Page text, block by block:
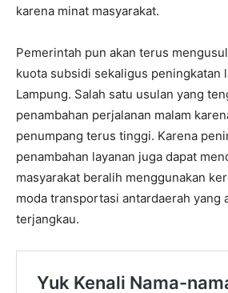
karena minat masyarakat.
Pemerintah pun akan terus
kuota subsidi sekaligus peningkatan
Lampung. Salah satu usulan yang
penambahan perjalanan malam
penumpang terus tinggi. Karena
penambahan layanan juga dapat
masyarakat beralih menggunakan
moda transportasi antardaerah yang
terjangkau.